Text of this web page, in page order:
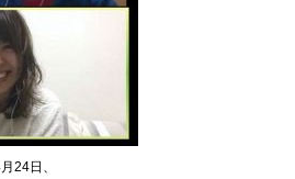
24日、